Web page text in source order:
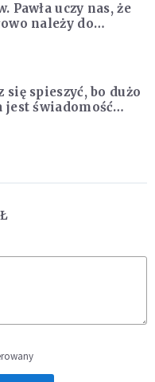
Pawła uczy nas, że
należy do
do ciemności
się spieszyć, bo dużo
jest świadomość